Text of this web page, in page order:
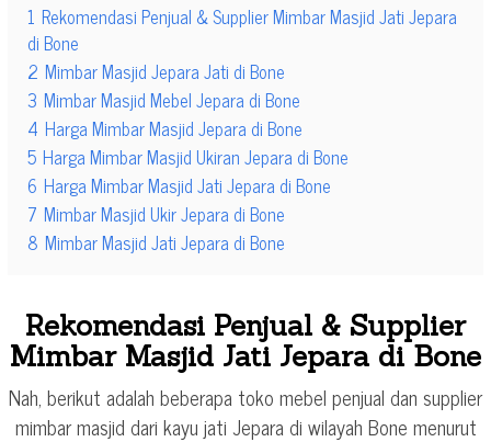
1 Rekomendasi Penjual & Supplier Mimbar Masjid Jati Jepara
di Bone
2 Mimbar Masjid Jepara Jati di Bone
3 Mimbar Masjid Mebel Jepara di Bone
4 Harga Mimbar Masjid Jepara di Bone
5 Harga Mimbar Masjid Ukiran Jepara di Bone
6 Harga Mimbar Masjid Jati Jepara di Bone
7 Mimbar Masjid Ukir Jepara di Bone
8 Mimbar Masjid Jati Jepara di Bone
Rekomendasi Penjual & Supplier
Mimbar Masjid Jati Jepara di Bone
Nah, berikut adalah beberapa toko mebel penjual dan supplier
mimbar masjid dari kayu jati Jepara di wilayah Bone menurut